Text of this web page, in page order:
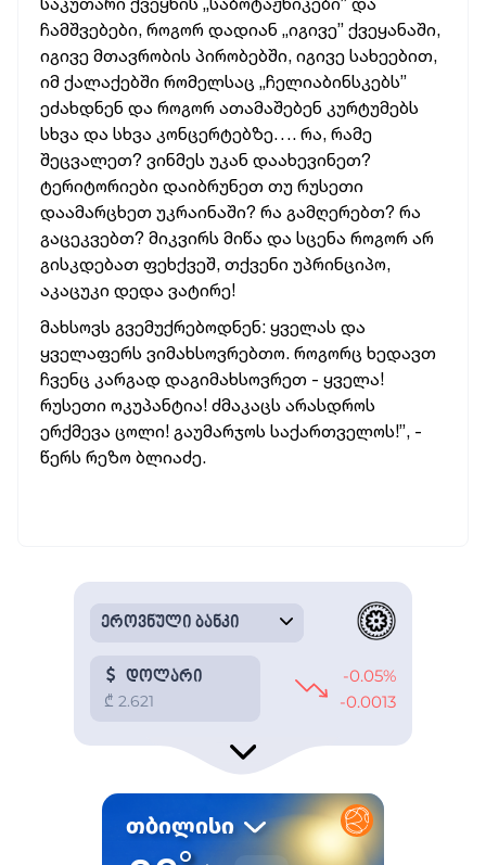
ჩამშვებები, როგორ დადიან „იგივე” ქვეყანაში,
იგივე მთავრობის პირობებში, იგივე სახეებით,
იმ ქალაქებში რომელსაც „ჩელიაბინსკებს”
ეძახდნენ და როგორ ათამაშებენ კურტუმებს
სხვა და სხვა კონცერტებზე…. რა, რამე
შეცვალეთ? ვინმეს უკან დაახევინეთ?
ტერიტორიები დაიბრუნეთ თუ რუსეთი
დაამარცხეთ უკრაინაში? რა გამღერებთ? რა
გაცეკვებთ? მიკვირს მიწა და სცენა როგორ არ
გისკდებათ ფეხქვეშ, თქვენი უპრინციპო,
აკაცუკი დედა ვატირე!
მახსოვს გვემუქრებოდნენ: ყველას და
ყველაფერს ვიმახსოვრებთო. როგორც ხედავთ
ჩვენც კარგად დაგიმახსოვრეთ - ყველა!
რუსეთი ოკუპანტია! ძმაკაცს არასდროს
ერქმევა ცოლი! გაუმარჯოს საქართველოს!”, -
წერს რეზო ბლიაძე.